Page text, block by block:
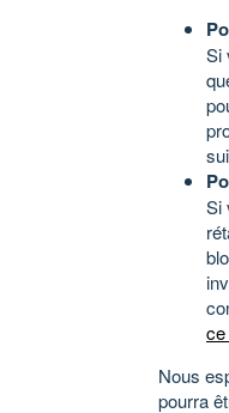
Si
Si
ce
Nous
pourra